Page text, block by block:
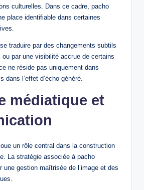
culturelles. Dans ce cadre, pacho
place identifiable dans certaines
traduire par des changements subtils
par une visibilité accrue de certains
ne réside pas uniquement dans
dans l’effet d’écho généré.
médiatique et
un rôle central dans la construction
La stratégie associée à pacho
une gestion maîtrisée de l’image et des